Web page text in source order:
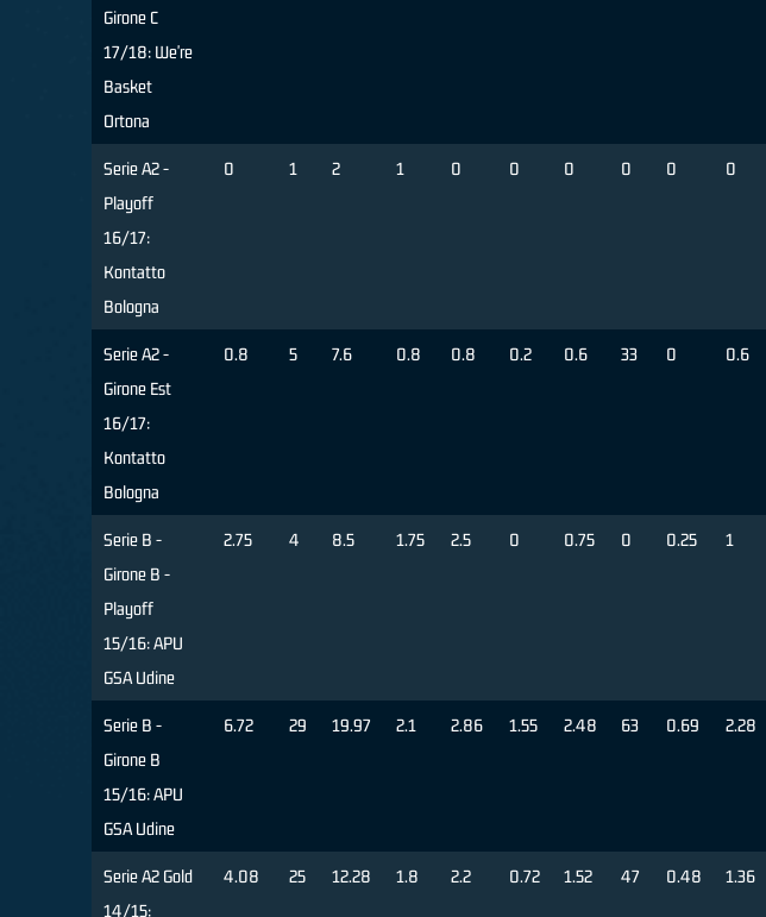
Girone C
17/18: We're
Basket
Ortona
Serie A2 -
Playoff
16/17:
Kontatto
Bologna
0 1 2 1 0 0 0 0 0 0
Serie A2 -
Girone Est
16/17:
Kontatto
Bologna
0.8 5 7.6 0.8 0.8 0.2 0.6 33 0 0.6
Serie B -
Girone B -
Playoff
15/16: APU
GSA Udine
2.75 4 8.5 1.75 2.5 0 0.75 0 0.25 1
Serie B -
Girone B
15/16: APU
GSA Udine
6.72 29 19.97 2.1 2.86 1.55 2.48 63 0.69 2.28
Serie A2 Gold
14/15:
4.08 25 12.28 1.8 2.2 0.72 1.52 47 0.48 1.36